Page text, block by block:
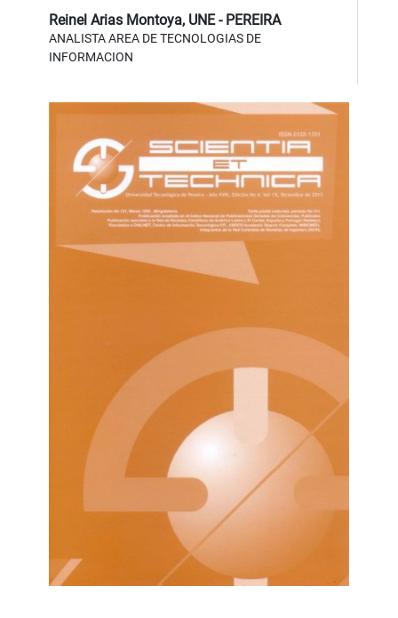
Reinel Arias Montoya, UNE - PEREIRA
ANALISTA AREA DE TECNOLOGIAS DE
INFORMACION